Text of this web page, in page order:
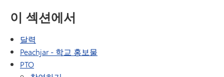
이 섹션에서
달력
Peachjar - 학교 홍보물
PTO